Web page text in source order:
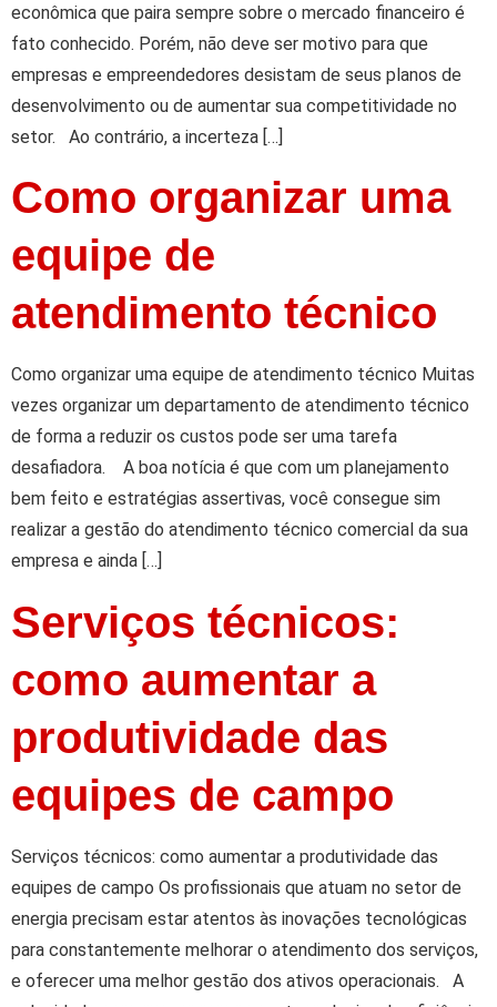
econômica que paira sempre sobre o mercado financeiro é
fato conhecido. Porém, não deve ser motivo para que
empresas e empreendedores desistam de seus planos de
desenvolvimento ou de aumentar sua competitividade no
setor. Ao contrário, a incerteza […]
Como organizar uma
equipe de
atendimento técnico
Como organizar uma equipe de atendimento técnico Muitas
vezes organizar um departamento de atendimento técnico
de forma a reduzir os custos pode ser uma tarefa
desafiadora. A boa notícia é que com um planejamento
bem feito e estratégias assertivas, você consegue sim
realizar a gestão do atendimento técnico comercial da sua
empresa e ainda […]
Serviços técnicos:
como aumentar a
produtividade das
equipes de campo
Serviços técnicos: como aumentar a produtividade das
equipes de campo Os profissionais que atuam no setor de
energia precisam estar atentos às inovações tecnológicas
para constantemente melhorar o atendimento dos serviços,
e oferecer uma melhor gestão dos ativos operacionais. A